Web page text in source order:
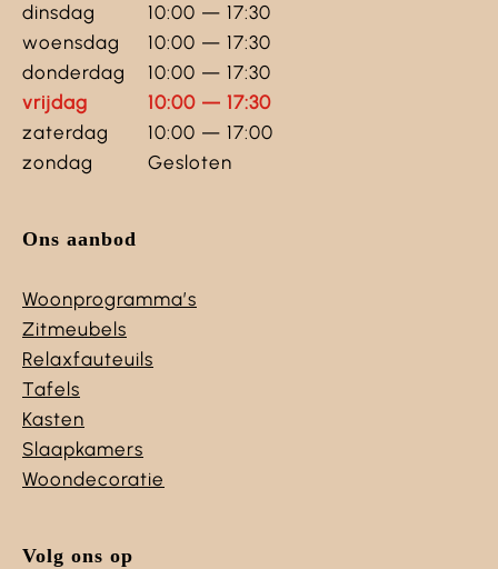
dinsdag
10:00 — 17:30
woensdag
10:00 — 17:30
donderdag
10:00 — 17:30
vrijdag
10:00 — 17:30
zaterdag
10:00 — 17:00
zondag
Gesloten
Ons aanbod
Woonprogramma’s
Zitmeubels
Relaxfauteuils
Tafels
Kasten
Slaapkamers
Woondecoratie
Volg ons op